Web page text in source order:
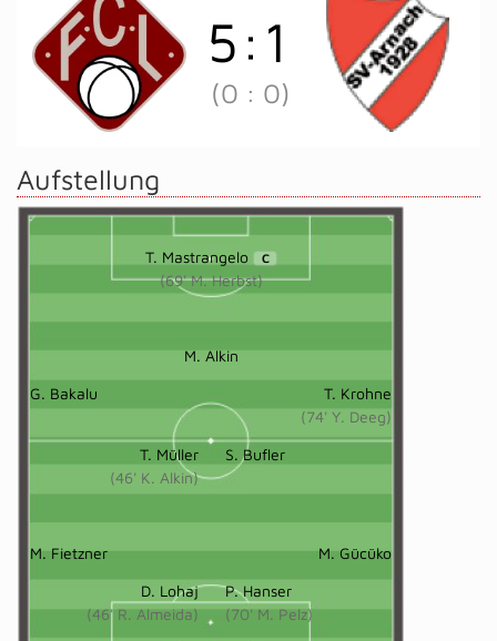
5 : 1
(0 : 0)
Aufstellung
T. Mastrangelo C
(69' M. Herbst)
M. Alkin
G. Bakalu
T. Krohne
(74' Y. Deeg)
T. Müller
(46' K. Alkin)
S. Bufler
M. Fietzner
M. Gücüko
D. Lohaj
(46' R. Almeida)
P. Hanser
(70' M. Pelz)